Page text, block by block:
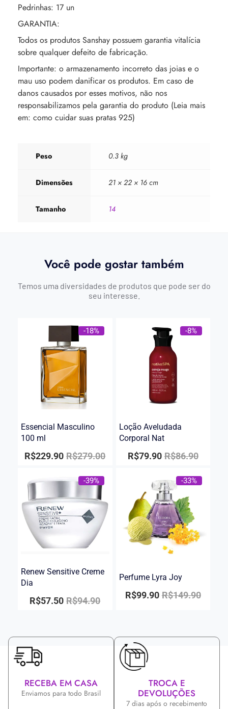
Pedrinhas: 17 un
GARANTIA:
Todos os produtos Sanshay possuem garantia vitalícia
sobre qualquer defeito de fabricação.
Importante: o armazenamento incorreto das joias e o
mau uso podem danificar os produtos. Em caso de
danos causados por esses motivos, não nos
responsabilizamos pela garantia do produto (Leia mais
em: como cuidar suas pratas 925)
Peso 0.3 kg
Dimensões 21 × 22 × 16 cm
Tamanho 14
Você pode gostar também
Temos uma diversidades de produtos que pode ser do
seu interesse.
-18%
Essencial Masculino
100 ml
R$279.00
R$229.90
-8%
Loção Aveludada
Corporal Nat
R$86.90
R$79.90
-39%
Renew Sensitive Creme
Dia
R$94.90
R$57.50
-33%
Perfume Lyra Joy
R$149.90
R$99.90
RECEBA EM CASA
Enviamos para todo Brasil
TROCA E
DEVOLUÇÕES
7 dias após o recebimento